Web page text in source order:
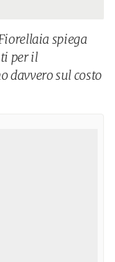
spiega
per il
davvero sul costo